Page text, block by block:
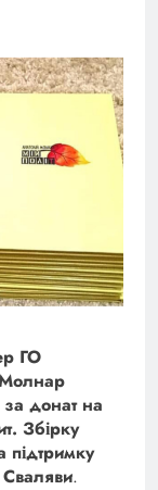
ГО
Молнар
за донат на
Збірку
підтримку
.